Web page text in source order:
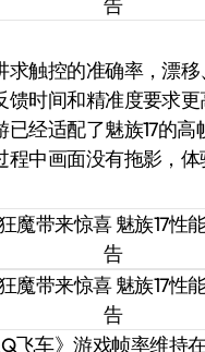
求触控的准确率，漂
馈时间和精准度要求
已经适配了魅族17的
中画面没有拖影，体
飞车》游戏帧率维持